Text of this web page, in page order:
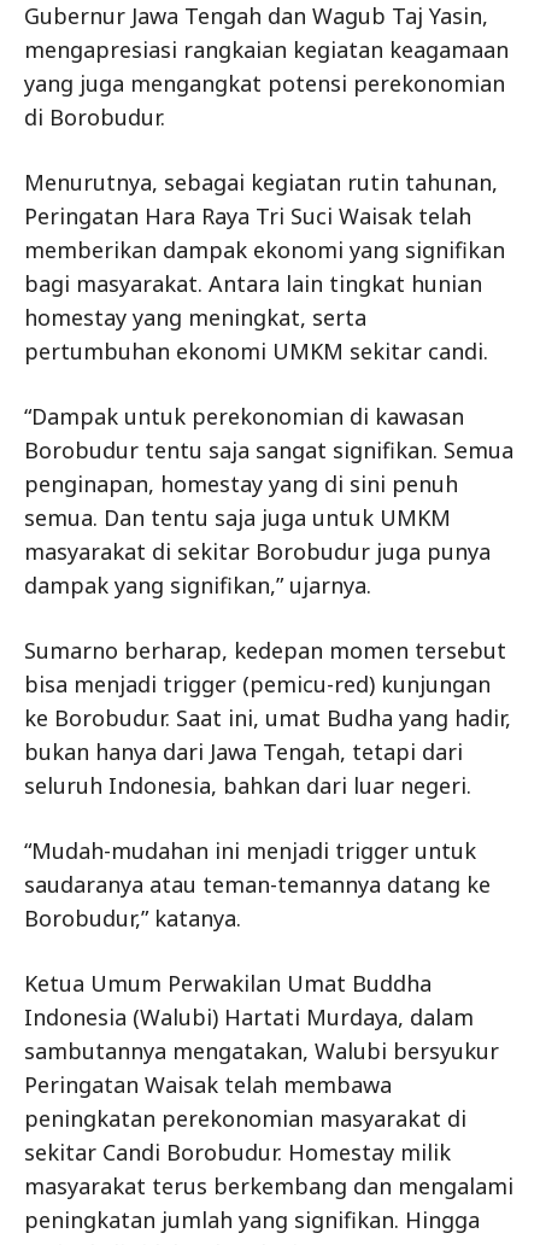
Gubernur Jawa Tengah dan Wagub Taj Yasin,
mengapresiasi rangkaian kegiatan keagamaan
yang juga mengangkat potensi perekonomian
di Borobudur.
Menurutnya, sebagai kegiatan rutin tahunan,
Peringatan Hara Raya Tri Suci Waisak telah
memberikan dampak ekonomi yang signifikan
bagi masyarakat. Antara lain tingkat hunian
homestay yang meningkat, serta
pertumbuhan ekonomi UMKM sekitar candi.
“Dampak untuk perekonomian di kawasan
Borobudur tentu saja sangat signifikan. Semua
penginapan, homestay yang di sini penuh
semua. Dan tentu saja juga untuk UMKM
masyarakat di sekitar Borobudur juga punya
dampak yang signifikan,” ujarnya.
Sumarno berharap, kedepan momen tersebut
bisa menjadi trigger (pemicu-red) kunjungan
ke Borobudur. Saat ini, umat Budha yang hadir,
bukan hanya dari Jawa Tengah, tetapi dari
seluruh Indonesia, bahkan dari luar negeri.
“Mudah-mudahan ini menjadi trigger untuk
saudaranya atau teman-temannya datang ke
Borobudur,” katanya.
Ketua Umum Perwakilan Umat Buddha
Indonesia (Walubi) Hartati Murdaya, dalam
sambutannya mengatakan, Walubi bersyukur
Peringatan Waisak telah membawa
peningkatan perekonomian masyarakat di
sekitar Candi Borobudur. Homestay milik
masyarakat terus berkembang dan mengalami
peningkatan jumlah yang signifikan. Hingga